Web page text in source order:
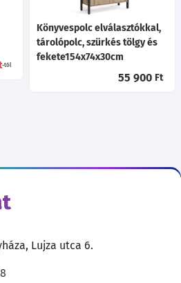
Könyvespolc elválasztókkal,
tárolópolc, szürkés tölgy és
fekete154x74x30cm
55 900 Ft
-tól
Lujza utca 6.